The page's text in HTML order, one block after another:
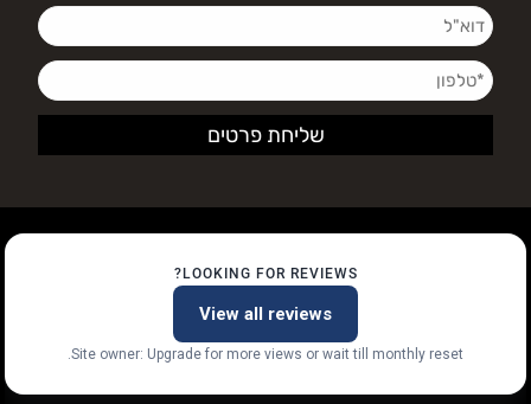
LOOKING FOR REVIEWS?
View all reviews
Site owner: Upgrade for more views or wait till monthly reset.